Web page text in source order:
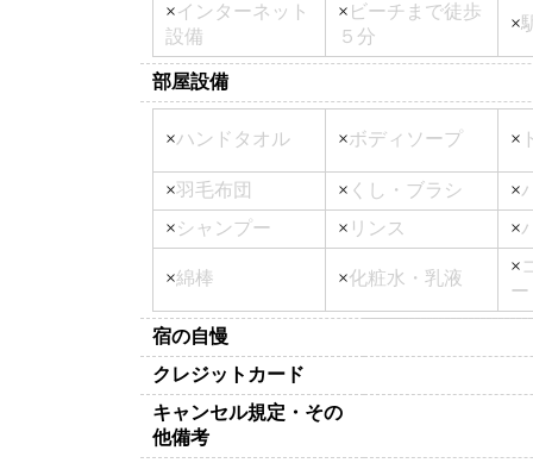
×インターネット
設備
× ビーチまで徒歩
５分
×
部屋設備
×ハンドタオル ×ボディソープ ×
×羽毛布団 × くし・ブラシ ×
×シャンプー × リンス ×
×綿棒 ×化粧水・乳液
×
ー
宿の自慢
クレジットカード
キャンセル規定・その
他備考